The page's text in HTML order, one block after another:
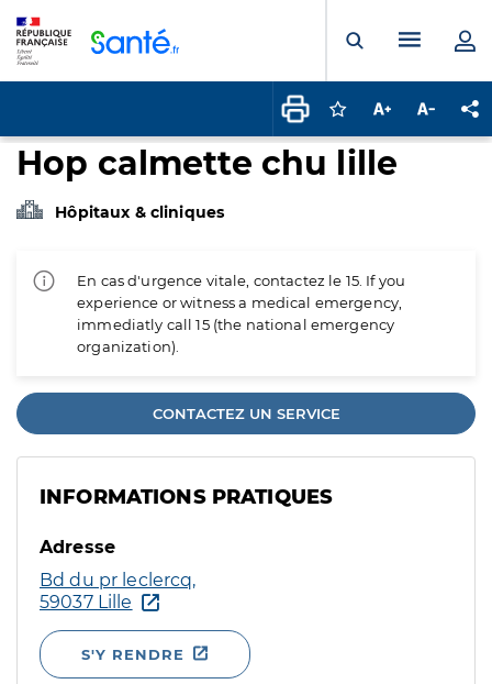
Ouvrir laMenu
Connectez-vous
Augmenter la
Hop calmette chu lille
Hôpitaux & cliniques
En cas d'urgence vitale, contactez le 15. If you
experience or witness a medical emergency,
immediatly call 15 (the national emergency
organization).
CONTACTEZ UN SERVICE
INFORMATIONS PRATIQUES
Adresse
Bd du pr leclercq,
59037 Lille
S'Y RENDRE